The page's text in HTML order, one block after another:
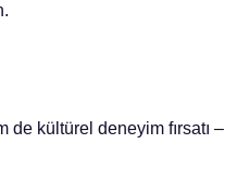
de kültürel deneyim fırsatı –